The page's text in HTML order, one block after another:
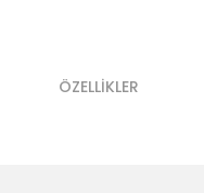
ÖZELLIKLER